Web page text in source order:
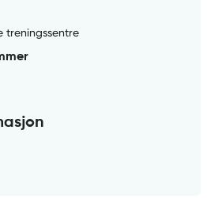
treningssentre